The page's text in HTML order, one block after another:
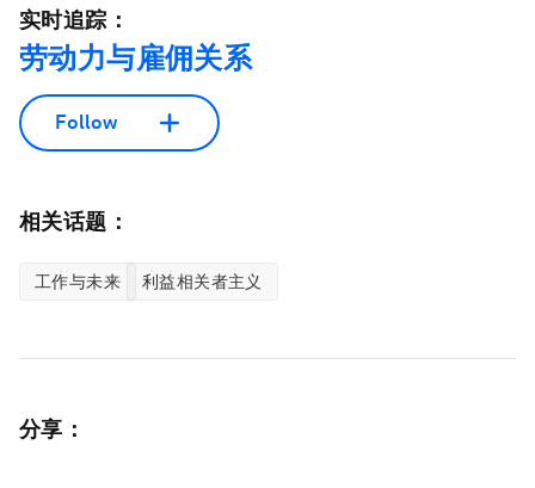
实时追踪：
劳动力与雇佣关系
Follow
相关话题：
工作与未来 利益相关者主义
分享：